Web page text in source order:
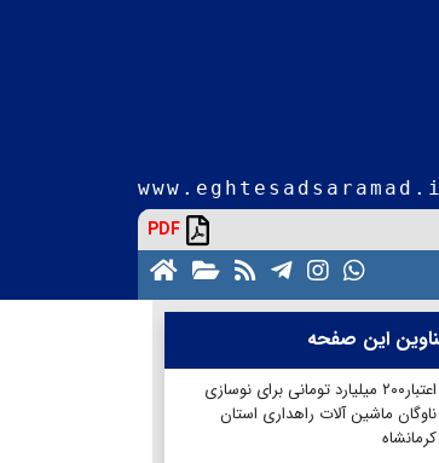
PDF
این صفحه
اعتبار۲۰۰ ميليارد تومانی برای نوسازی
ناوگان ماشین آلات راهداری استان
کرمانشاه